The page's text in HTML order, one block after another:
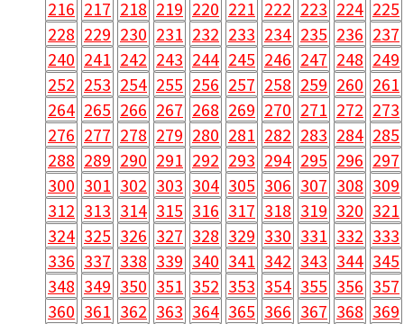
216 217 218 219 220 221 222 223 224 225
228 229 230 231 232 233 234 235 236 237
240 241 242 243 244 245 246 247 248 249
252 253 254 255 256 257 258 259 260 261
264 265 266 267 268 269 270 271 272 273
276 277 278 279 280 281 282 283 284 285
288 289 290 291 292 293 294 295 296 297
300 301 302 303 304 305 306 307 308 309
312 313 314 315 316 317 318 319 320 321
324 325 326 327 328 329 330 331 332 333
336 337 338 339 340 341 342 343 344 345
348 349 350 351 352 353 354 355 356 357
360 361 362 363 364 365 366 367 368 369